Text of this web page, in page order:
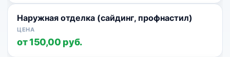
Наружная отделка (сайдинг, профнастил)
от 150,00 руб.